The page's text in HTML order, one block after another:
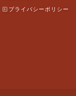
プライバシーポリシー